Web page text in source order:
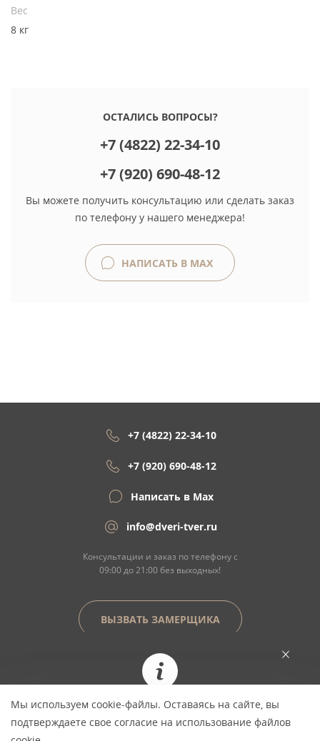
Вес
8 кг
ОСТАЛИСЬ ВОПРОСЫ?
+7 (4822) 22-34-10
+7 (920) 690-48-12
Вы можете получить консультацию или сделать заказ
по телефону у нашего менеджера!
НАПИСАТЬ В MAX
При заказе сегодня цена фиксируется и не
изменится *
+7 (4822) 22-34-10
+7 (920) 690-48-12
Написать в Max
info@dveri-tver.ru
Консультации и заказ по телефону с
09:00 до 21:00 без выходных!
ВЫЗВАТЬ ЗАМЕРЩИКА
Сайт не является договором оферты
© Copyright 2026 ООО "Двери Тверь" Dveri-
Tver.ru - интернет-магазин межкомнатных
Мы используем cookie-файлы. Оставаясь на сайте, вы
подтверждаете свое согласие на использование файлов